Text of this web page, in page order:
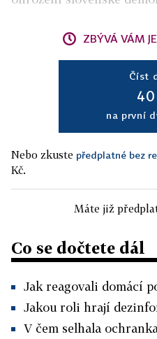
ZBÝVÁ VÁM
Číst
40
na první
Nebo zkuste předplatné bez
Kč.
Máte již
Co se dočtete dál
Jak reagovali domácí
Jakou roli hrají
V čem selhala